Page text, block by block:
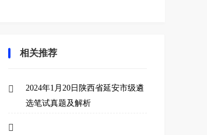
相关推荐

2024年1月20日陕西省延安市级遴
选笔试真题及解析
